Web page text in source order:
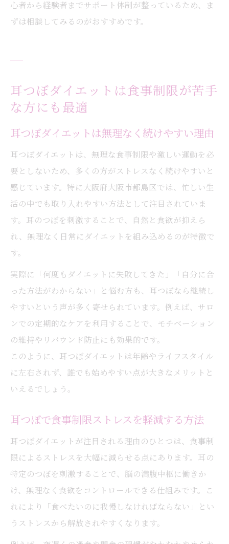
心者から経験者までサポート体制が整っているため、ま
ずは相談してみるのがおすすめです。
耳つぼダイエットは食事制限が苦手
な方にも最適
耳つぼダイエットは無理なく続けやすい理由
耳つぼダイエットは、無理な食事制限や激しい運動を必
要としないため、多くの方がストレスなく続けやすいと
感じています。特に大阪府大阪市都島区では、忙しい生
活の中でも取り入れやすい方法として注目されていま
す。耳のつぼを刺激することで、自然と食欲が抑えら
れ、無理なく日常にダイエットを組み込めるのが特徴で
す。
実際に「何度もダイエットに失敗してきた」「自分に合
った方法がわからない」と悩む方も、耳つぼなら継続し
やすいという声が多く寄せられています。例えば、サロ
ンでの定期的なケアを利用することで、モチベーション
の維持やリバウンド防止にも効果的です。
このように、耳つぼダイエットは年齢やライフスタイル
に左右されず、誰でも始めやすい点が大きなメリットと
いえるでしょう。
耳つぼで食事制限ストレスを軽減する方法
耳つぼダイエットが注目される理由のひとつは、食事制
限によるストレスを大幅に減らせる点にあります。耳の
特定のつぼを刺激することで、脳の満腹中枢に働きか
け、無理なく食欲をコントロールできる仕組みです。こ
れにより「食べたいのに我慢しなければならない」とい
うストレスから解放されやすくなります。